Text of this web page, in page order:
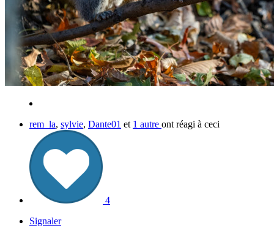
rem_la, sylvie, Dante01 et 1 autre ont réagi à ceci
4
Signaler